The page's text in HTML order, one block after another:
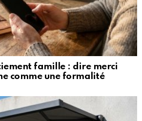
famille : dire merci
comme une formalité